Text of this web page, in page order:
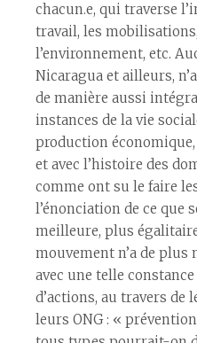
chacun.e, qui traverse
travail, les
l’environnement, etc.
Nicaragua et ailleurs,
de manière aussi
instances de la vie
production
et avec l’histoire des
comme ont su le faire
l’énonciation de ce que
meilleure, plus
mouvement n’a de plus
avec une telle
d’actions, au travers de
leurs ONG : «